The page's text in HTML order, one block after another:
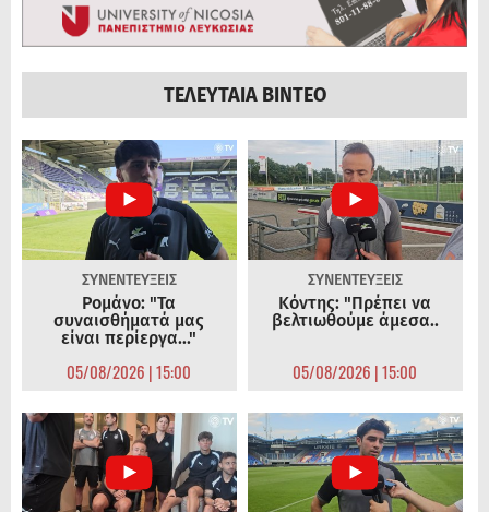
ΤΕΛΕΥΤΑΙΑ ΒΙΝΤΕΟ
ΣΥΝΕΝΤΕΥΞΕΙΣ
Ρομάνο: "Τα
συναισθήματά μας
είναι περίεργα..."
05/08/2026 | 15:00
ΣΥΝΕΝΤΕΥΞΕΙΣ
Κόντης: "Πρέπει να
βελτιωθούμε άμεσα..
05/08/2026 | 15:00